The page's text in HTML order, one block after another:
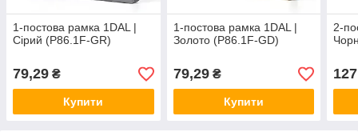
1-постова рамка 1DAL |
Сірий (P86.1F-GR)
79,29 ₴
Купити
1-постова рамка 1DAL |
Золото (P86.1F-GD)
79,29₴
Купити
2-